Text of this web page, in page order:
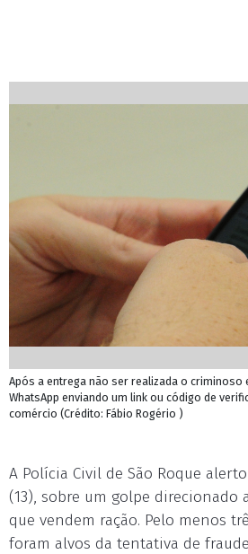
Após a entrega não ser realizada o criminoso
WhatsApp enviando um link ou código de
comércio (Crédito: Fábio Rogério )
A Polícia Civil de São Roque
(13), sobre um golpe direcionado
que vendem ração. Pelo menos
foram alvos da tentativa de